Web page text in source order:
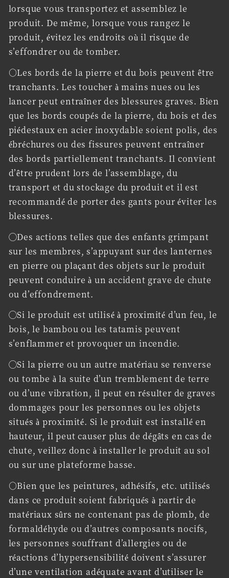
lorsque vous transportez et assemblez le
produit. De même, lorsque vous rangez le
produit, évitez les endroits où il risque de
s’effondrer ou de tomber.
○Les bords de la pierre et du bois peuvent être
tranchants. Les toucher à mains nues ou les
lancer peut entraîner des blessures graves. Bien
que les bords coupés de la pierre, du bois et des
piédestaux en acier inoxydable soient polis, des
ébréchures ou des fissures peuvent entraîner
des bords partiellement tranchants. Il convient
d’être prudent lors de l’assemblage, du
transport et du stockage du produit et il est
recommandé de porter des gants pour éviter les
blessures.
◯Des actions telles que des enfants grimpant
sur les membres, s’appuyant sur des lanternes
en pierre ou plaçant des objets sur le produit
peuvent conduire à un accident grave de chute
ou d’effondrement.
◯Si le produit est utilisé à proximité d’un feu, le
bois, le bambou ou les tatamis peuvent
s’enflammer et provoquer un incendie.
◯Si la pierre ou un autre matériau se renverse
ou tombe à la suite d’un tremblement de terre
ou d’une vibration, il peut en résulter de graves
dommages pour les personnes ou les objets
situés à proximité. Si le produit est installé en
hauteur, il peut causer plus de dégâts en cas de
chute, veillez donc à installer le produit au sol
ou sur une plateforme basse.
○Bien que les peintures, adhésifs, etc. utilisés
dans ce produit soient fabriqués à partir de
matériaux sûrs ne contenant pas de plomb, de
formaldéhyde ou d’autres composants nocifs,
les personnes souffrant d’allergies ou de
réactions d’hypersensibilité doivent s’assurer
d’une ventilation adéquate avant d’utiliser le